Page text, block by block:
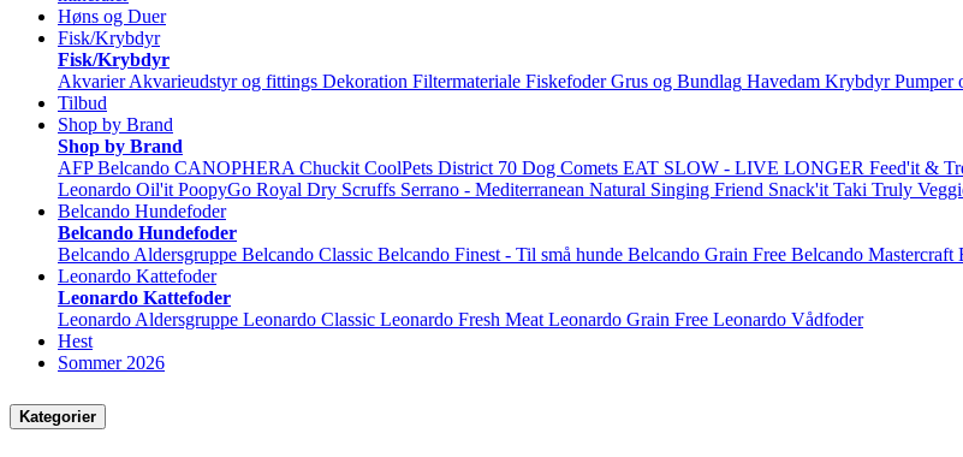
Høns og Duer
Fisk/Krybdyr
Fisk/Krybdyr
Akvarier Akvarieudstyr og fittings Dekoration Filtermateriale Fiskefoder Grus og Bundlag Havedam Krybdyr Pumper
Tilbud
Shop by Brand
Shop by Brand
AFP Belcando CANOPHERA Chuckit CoolPets District 70 Dog Comets EAT SLOW - LIVE LONGER Feed'it &
Leonardo Oil'it PoopyGo Royal Dry Scruffs Serrano - Mediterranean Natural Singing Friend Snack'it Taki Truly
Belcando Hundefoder
Belcando Hundefoder
Belcando Aldersgruppe Belcando Classic Belcando Finest - Til små hunde Belcando Grain Free Belcando Mastercraft
Leonardo Kattefoder
Leonardo Kattefoder
Leonardo Aldersgruppe Leonardo Classic Leonardo Fresh Meat Leonardo Grain Free Leonardo Vådfoder
Hest
Sommer 2026
Kategorier